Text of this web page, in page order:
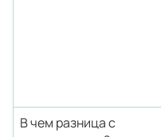
В чем разница с